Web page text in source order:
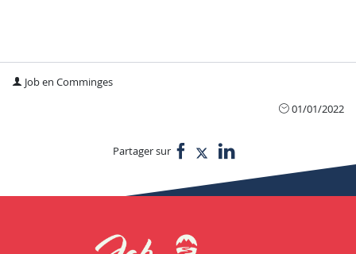
Job en Comminges
01/01/2022
Partager sur